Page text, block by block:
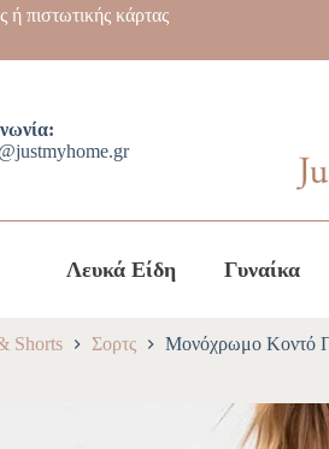
πιστωτικής κάρτας
Λευκά Είδη Γυναίκα
Shorts Σορτς Μονόχρωμο Κοντό